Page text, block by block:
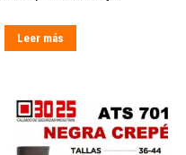
Leer más